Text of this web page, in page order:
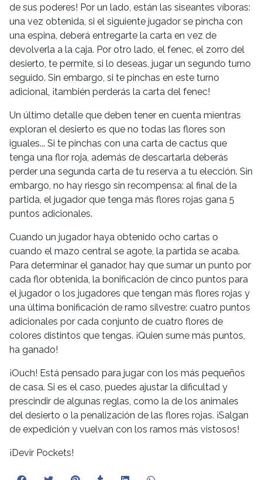
de sus poderes! Por un lado, están las siseantes víboras:
una vez obtenida, si el siguiente jugador se pincha con
una espina, deberá entregarte la carta en vez de
devolverla a la caja. Por otro lado, el fenec, el zorro del
desierto, te permite, si lo deseas, jugar un segundo turno
seguido. Sin embargo, si te pinchas en este turno
adicional, ¡también perderás la carta del fenec!
Un último detalle que deben tener en cuenta mientras
exploran el desierto es que no todas las flores son
iguales... Si te pinchas con una carta de cactus que
tenga una flor roja, además de descartarla deberás
perder una segunda carta de tu reserva a tu elección. Sin
embargo, no hay riesgo sin recompensa: al final de la
partida, el jugador que tenga más flores rojas gana 5
puntos adicionales.
Cuando un jugador haya obtenido ocho cartas o
cuando el mazo central se agote, la partida se acaba.
Para determinar el ganador, hay que sumar un punto por
cada flor obtenida, la bonificación de cinco puntos para
el jugador o los jugadores que tengan más flores rojas y
una última bonificación de ramo silvestre: cuatro puntos
adicionales por cada conjunto de cuatro flores de
colores distintos que tengas. ¡Quien sume más puntos,
ha ganado!
¡Ouch! Está pensado para jugar con los más pequeños
de casa. Si es el caso, puedes ajustar la dificultad y
prescindir de algunas reglas, como la de los animales
del desierto o la penalización de las flores rojas. ¡Salgan
de expedición y vuelvan con los ramos más vistosos!
¡Devir Pockets!